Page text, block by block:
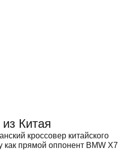
Китая
кроссовер китайского
как прямой оппонент BMW X7